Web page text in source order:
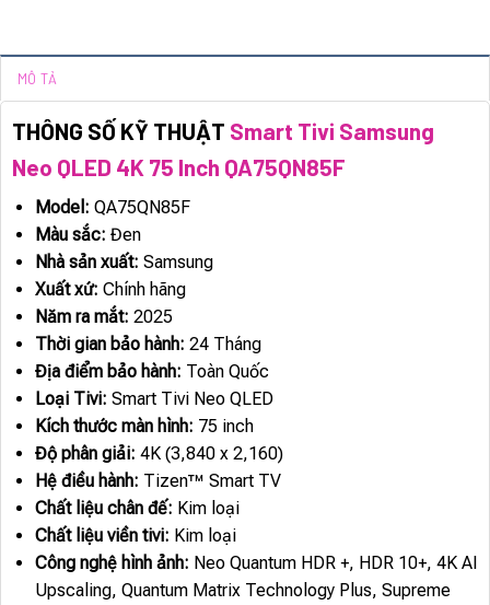
MÔ TẢ
THÔNG SỐ KỸ THUẬT Smart Tivi Samsung
Neo QLED 4K 75 Inch QA75QN85F
Model: QA75QN85F
Màu sắc: Đen
Nhà sản xuất: Samsung
Xuất xứ: Chính hãng
Năm ra mắt: 2025
Thời gian bảo hành: 24 Tháng
Địa điểm bảo hành: Toàn Quốc
Loại Tivi: Smart Tivi Neo QLED
Kích thước màn hình: 75 inch
Độ phân giải: 4K (3,840 x 2,160)
Hệ điều hành: Tizen™ Smart TV
Chất liệu chân đế: Kim loại
Chất liệu viền tivi: Kim loại
Công nghệ hình ảnh: Neo Quantum HDR +, HDR 10+, 4K AI
Upscaling, Quantum Matrix Technology Plus, Supreme